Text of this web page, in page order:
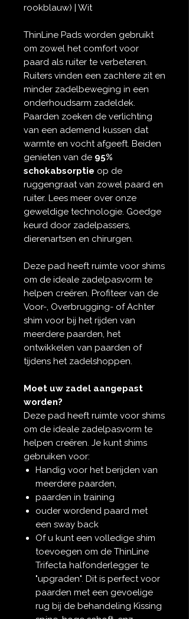
rookblauw) | Wit
ThinLine Pads worden gebruikt
om zowel het comfort voor
paard als ruiter te verbeteren.
Ruiters vinden een zachtere zit en
minder zadelbeweging in een
onderhoudsarm zadeldek.
Paarden zoeken de verlichting
van een ademend kussen dat
warmte en vocht afgeeft. Beiden
genieten van de 95%
schokabsorptie op de
ruggengraat van zowel paard en
ruiter. Lees meer over onze
geweldige technologie. Goedge
keurd door zadelpassers,
dierenartsen en chirurgen.
Deze pad heeft ruimte voor shims
om de ideale zadelpasvorm te
helpen creëren. Profiteer van de
Voor-, Overbrugging- of Achter
shim voor bij het rijden van
meerdere paarden, het
ontwikkelen van paarden of
tijdens het zadelshoppen.
Moet uw zadel aangepast
worden?
Deze pad heeft ruimte voor shims
om de ideale zadelpasvorm te
helpen creëren. Je kunt shims
gebruiken voor:
Handig voor het berijden van
meerdere paarden,
paarden in training
ouder wordend paard met
een sway back
Of u kunt een volledige shim
toevoegen om de ThinLine
Trifecta halfonderlegger te
"upgraden". Dit is perfect voor
paarden met een gevoelige
rug bij de behandeling Kissing